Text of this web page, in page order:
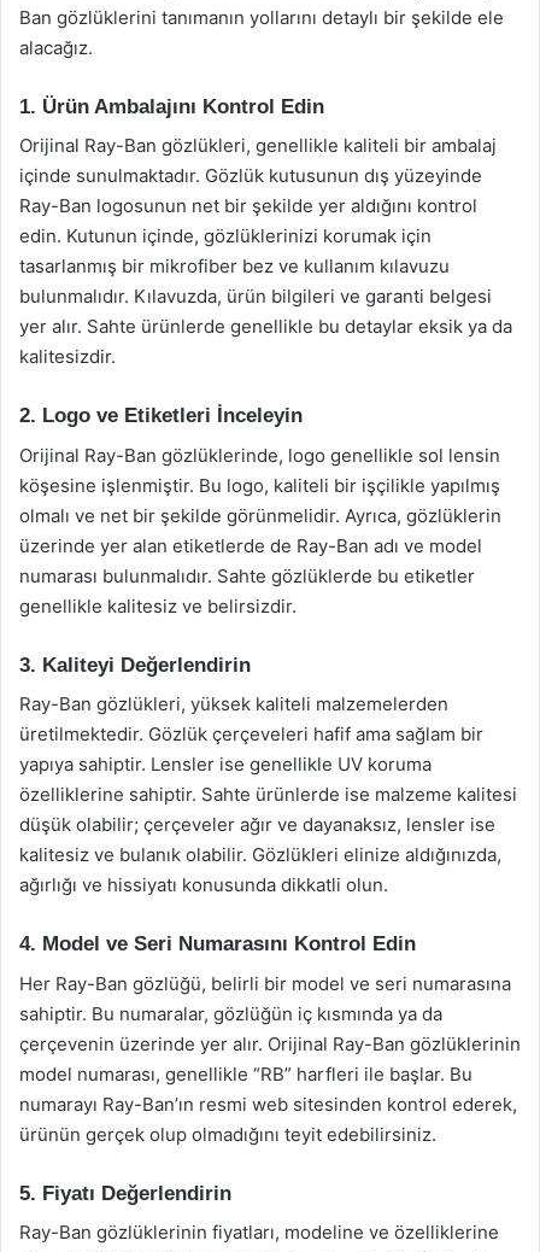
Ban gözlüklerini tanımanın yollarını detaylı bir şekilde ele
alacağız.
1. Ürün Ambalajını Kontrol Edin
Orijinal Ray-Ban gözlükleri, genellikle kaliteli bir ambalaj
içinde sunulmaktadır. Gözlük kutusunun dış yüzeyinde
Ray-Ban logosunun net bir şekilde yer aldığını kontrol
edin. Kutunun içinde, gözlüklerinizi korumak için
tasarlanmış bir mikrofiber bez ve kullanım kılavuzu
bulunmalıdır. Kılavuzda, ürün bilgileri ve garanti belgesi
yer alır. Sahte ürünlerde genellikle bu detaylar eksik ya da
kalitesizdir.
2. Logo ve Etiketleri İnceleyin
Orijinal Ray-Ban gözlüklerinde, logo genellikle sol lensin
köşesine işlenmiştir. Bu logo, kaliteli bir işçilikle yapılmış
olmalı ve net bir şekilde görünmelidir. Ayrıca, gözlüklerin
üzerinde yer alan etiketlerde de Ray-Ban adı ve model
numarası bulunmalıdır. Sahte gözlüklerde bu etiketler
genellikle kalitesiz ve belirsizdir.
3. Kaliteyi Değerlendirin
Ray-Ban gözlükleri, yüksek kaliteli malzemelerden
üretilmektedir. Gözlük çerçeveleri hafif ama sağlam bir
yapıya sahiptir. Lensler ise genellikle UV koruma
özelliklerine sahiptir. Sahte ürünlerde ise malzeme kalitesi
düşük olabilir; çerçeveler ağır ve dayanaksız, lensler ise
kalitesiz ve bulanık olabilir. Gözlükleri elinize aldığınızda,
ağırlığı ve hissiyatı konusunda dikkatli olun.
4. Model ve Seri Numarasını Kontrol Edin
Her Ray-Ban gözlüğü, belirli bir model ve seri numarasına
sahiptir. Bu numaralar, gözlüğün iç kısmında ya da
çerçevenin üzerinde yer alır. Orijinal Ray-Ban gözlüklerinin
model numarası, genellikle “RB” harfleri ile başlar. Bu
numarayı Ray-Ban’ın resmi web sitesinden kontrol ederek,
ürünün gerçek olup olmadığını teyit edebilirsiniz.
5. Fiyatı Değerlendirin
Ray-Ban gözlüklerinin fiyatları, modeline ve özelliklerine